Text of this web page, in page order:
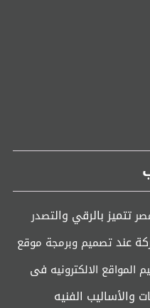
تتميز بالرقي والتصدر
عندتصميم وبرمجة موقع
المواقع الالكترونيه فى
والأساليب الفنيه